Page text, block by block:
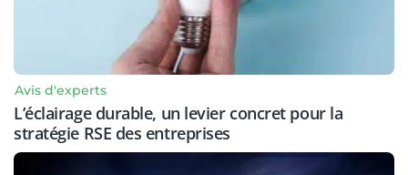
Avis d'experts
L’éclairage durable, un levier concret pour la
stratégie RSE des entreprises